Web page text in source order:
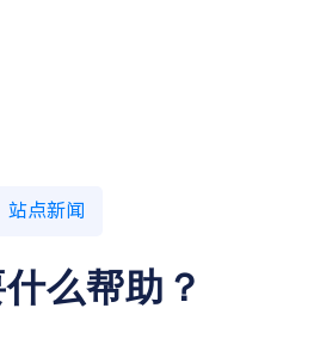
站点新闻
么帮助？